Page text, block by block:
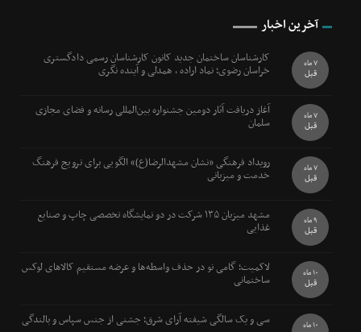
آخرین اخبار
کارشناسان ساختمان جدید کانون کارشناسان رسمی دادگستری
خراسان رضوی؛ نماد اراده ، همدلی و آینده نگری 7 ماه
قبل
آغاز دریافت آثار دومین جشنواره بین‌المللی رسانه و فضای مجازی
سلمان 7 ماه
قبل
رویداد فرهنگی «نشان مشهدالرضا(ع)» الگویی برای ترویج فرهنگ
خدمت و میزبانی 7 ماه
قبل
مشهد میزبان ۱۳۵ شرکت در دو نمایشگاه تخصصی چاپ و صنایع
غذایی 9 ماه
قبل
لاکمیت؛ گامی نو در حذف واسطه‌ها و عرضه مستقیم کالاهای لوکس
ساختمانی 10 ماه
قبل
سی و یک سالگی شیفته آرای شرق؛ جشنی از جنس سپاس و بالندگی 10 ماه